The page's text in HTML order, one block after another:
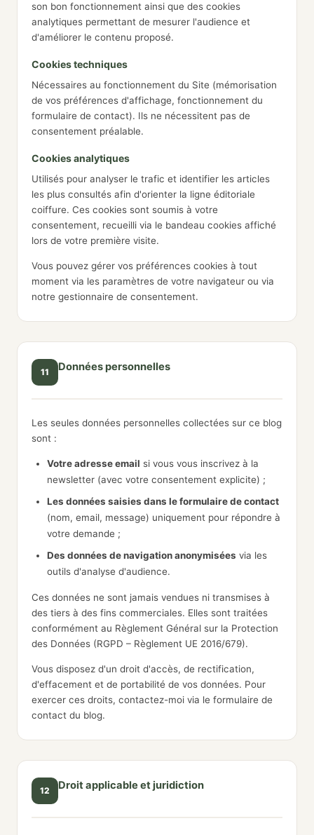
son bon fonctionnement ainsi que des cookies
analytiques permettant de mesurer l'audience et
d'améliorer le contenu proposé.
Cookies techniques
Nécessaires au fonctionnement du Site (mémorisation
de vos préférences d'affichage, fonctionnement du
formulaire de contact). Ils ne nécessitent pas de
consentement préalable.
Cookies analytiques
Utilisés pour analyser le trafic et identifier les articles
les plus consultés afin d'orienter la ligne éditoriale
coiffure. Ces cookies sont soumis à votre
consentement, recueilli via le bandeau cookies affiché
lors de votre première visite.
Vous pouvez gérer vos préférences cookies à tout
moment via les paramètres de votre navigateur ou via
notre gestionnaire de consentement.
11 Données personnelles
Les seules données personnelles collectées sur ce blog
sont :
Votre adresse email si vous vous inscrivez à la
newsletter (avec votre consentement explicite) ;
Les données saisies dans le formulaire de contact
(nom, email, message) uniquement pour répondre à
votre demande ;
Des données de navigation anonymisées via les
outils d'analyse d'audience.
Ces données ne sont jamais vendues ni transmises à
des tiers à des fins commerciales. Elles sont traitées
conformément au Règlement Général sur la Protection
des Données (RGPD – Règlement UE 2016/679).
Vous disposez d'un droit d'accès, de rectification,
d'effacement et de portabilité de vos données. Pour
exercer ces droits, contactez-moi via le formulaire de
contact du blog.
12 Droit applicable et juridiction